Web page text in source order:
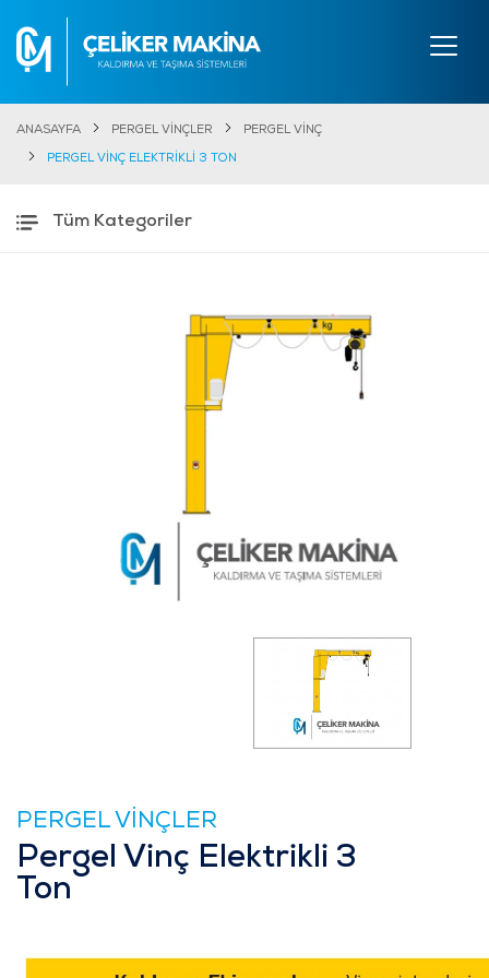
ANASAYFA PERGEL VİNÇLER PERGEL VİNÇ
PERGEL VİNÇ ELEKTRİKLİ 3 TON
Tüm Kategoriler
PERGEL VİNÇLER
Pergel Vinç Elektrikli 3
Ton